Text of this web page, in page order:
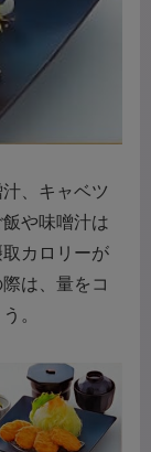
、キャベツ
や味噌汁は
カロリーが
は、量をコ
。